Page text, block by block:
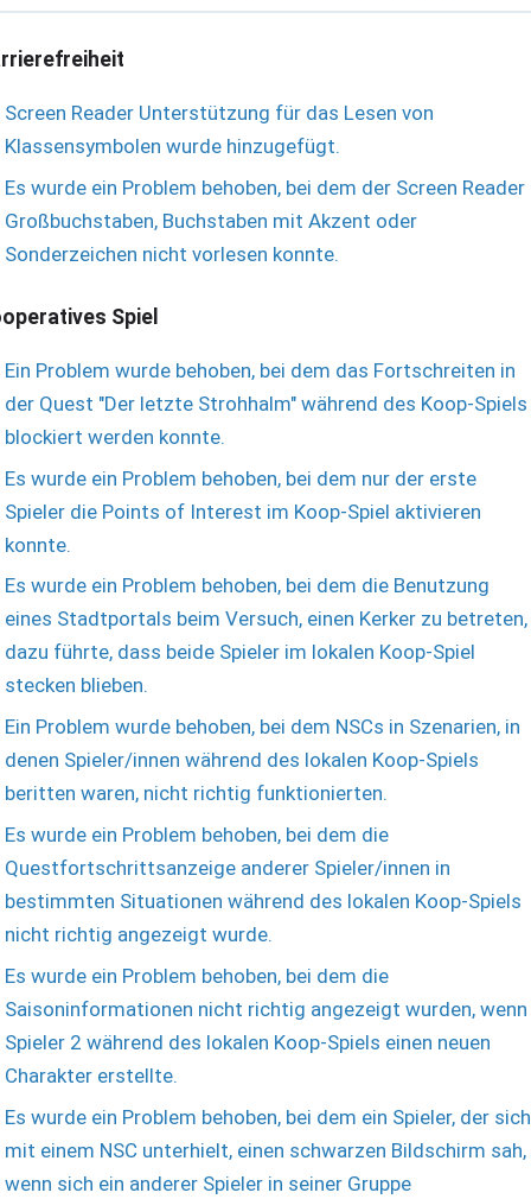
Screen Reader Unterstützung für das Lesen von
Klassensymbolen wurde hinzugefügt.
Es wurde ein Problem behoben, bei dem der Screen Reader
Großbuchstaben, Buchstaben mit Akzent oder
Sonderzeichen nicht vorlesen konnte.
Spiel
Ein Problem wurde behoben, bei dem das Fortschreiten in
der Quest "Der letzte Strohhalm" während des Koop-Spiels
blockiert werden konnte.
Es wurde ein Problem behoben, bei dem nur der erste
Spieler die Points of Interest im Koop-Spiel aktivieren
konnte.
Es wurde ein Problem behoben, bei dem die Benutzung
eines Stadtportals beim Versuch, einen Kerker zu betreten,
dazu führte, dass beide Spieler im lokalen Koop-Spiel
stecken blieben.
Ein Problem wurde behoben, bei dem NSCs in Szenarien, in
denen Spieler/innen während des lokalen Koop-Spiels
beritten waren, nicht richtig funktionierten.
Es wurde ein Problem behoben, bei dem die
Questfortschrittsanzeige anderer Spieler/innen in
bestimmten Situationen während des lokalen Koop-Spiels
nicht richtig angezeigt wurde.
Es wurde ein Problem behoben, bei dem die
Saisoninformationen nicht richtig angezeigt wurden, wenn
Spieler 2 während des lokalen Koop-Spiels einen neuen
Charakter erstellte.
Es wurde ein Problem behoben, bei dem ein Spieler, der sich
mit einem NSC unterhielt, einen schwarzen Bildschirm sah,
wenn sich ein anderer Spieler in seiner Gruppe